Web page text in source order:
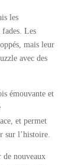
les
fades. Les
mais leur
avec des
émouvante et
et permet
sur l’histoire.
nouveaux